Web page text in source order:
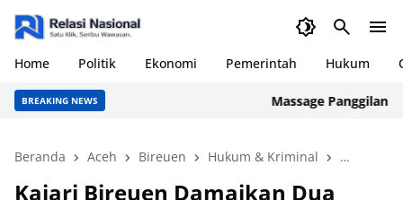
Home Politik Ekonomi Pemerintah Hukum
BREAKING NEWS Massage Panggilan
Beranda Aceh Bireuen Hukum & Kriminal Kajari
Kajari Bireuen Damaikan Dua